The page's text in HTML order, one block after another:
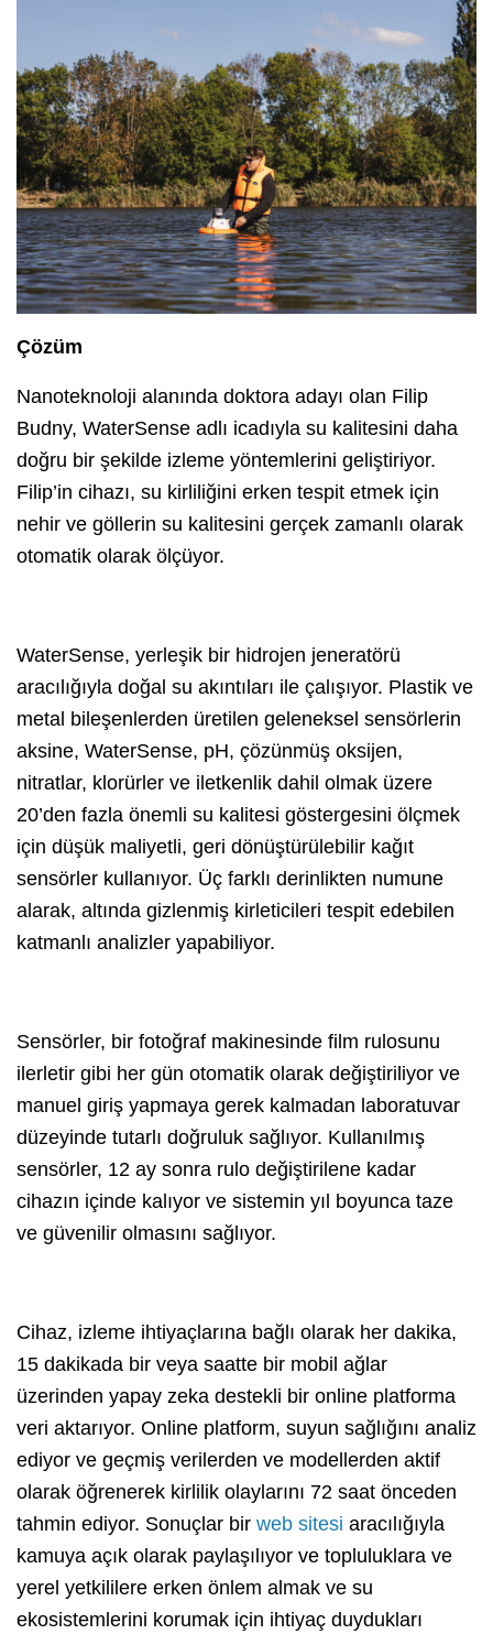
Çözüm
Nanoteknoloji alanında doktora adayı olan Filip
Budny, WaterSense adlı icadıyla su kalitesini daha
doğru bir şekilde izleme yöntemlerini geliştiriyor.
Filip’in cihazı, su kirliliğini erken tespit etmek için
nehir ve göllerin su kalitesini gerçek zamanlı olarak
otomatik olarak ölçüyor.
WaterSense, yerleşik bir hidrojen jeneratörü
aracılığıyla doğal su akıntıları ile çalışıyor. Plastik ve
metal bileşenlerden üretilen geleneksel sensörlerin
aksine, WaterSense, pH, çözünmüş oksijen,
nitratlar, klorürler ve iletkenlik dahil olmak üzere
20’den fazla önemli su kalitesi göstergesini ölçmek
için düşük maliyetli, geri dönüştürülebilir kağıt
sensörler kullanıyor. Üç farklı derinlikten numune
alarak, altında gizlenmiş kirleticileri tespit edebilen
katmanlı analizler yapabiliyor.
Sensörler, bir fotoğraf makinesinde film rulosunu
ilerletir gibi her gün otomatik olarak değiştiriliyor ve
manuel giriş yapmaya gerek kalmadan laboratuvar
düzeyinde tutarlı doğruluk sağlıyor. Kullanılmış
sensörler, 12 ay sonra rulo değiştirilene kadar
cihazın içinde kalıyor ve sistemin yıl boyunca taze
ve güvenilir olmasını sağlıyor.
Cihaz, izleme ihtiyaçlarına bağlı olarak her dakika,
15 dakikada bir veya saatte bir mobil ağlar
üzerinden yapay zeka destekli bir online platforma
veri aktarıyor. Online platform, suyun sağlığını analiz
ediyor ve geçmiş verilerden ve modellerden aktif
olarak öğrenerek kirlilik olaylarını 72 saat önceden
tahmin ediyor. Sonuçlar bir web sitesi aracılığıyla
kamuya açık olarak paylaşılıyor ve topluluklara ve
yerel yetkililere erken önlem almak ve su
ekosistemlerini korumak için ihtiyaç duydukları